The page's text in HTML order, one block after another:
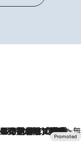
ト】唯一無二。癒しと発見が待つ場所へ
包まれて涼感マックス！約13℃の湧水かけ流しを避暑地「星野温泉 トンボの湯」で体験